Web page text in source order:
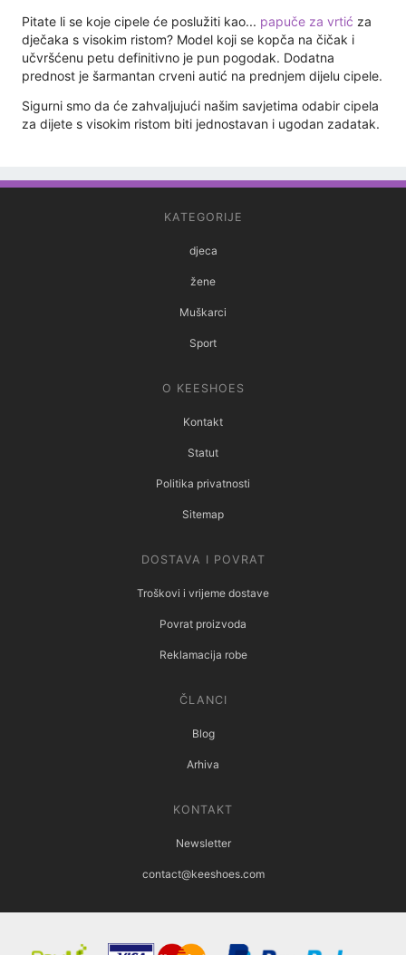
Pitate li se koje cipele će poslužiti kao... papuče za vrtić za
dječaka s visokim ristom? Model koji se kopča na čičak i
učvršćenu petu definitivno je pun pogodak. Dodatna
prednost je šarmantan crveni autić na prednjem dijelu cipele.
Sigurni smo da će zahvaljujući našim savjetima odabir cipela
za dijete s visokim ristom biti jednostavan i ugodan zadatak.
KATEGORIJE
djeca
žene
Muškarci
Sport
O KEESHOES
Kontakt
Statut
Politika privatnosti
Sitemap
DOSTAVA I POVRAT
Troškovi i vrijeme dostave
Povrat proizvoda
Reklamacija robe
ČLANCI
Blog
Arhiva
KONTAKT
Newsletter
contact@keeshoes.com